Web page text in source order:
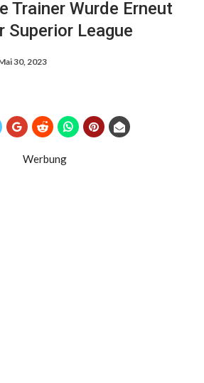
Trainer Wurde Erneut
Superior League
30, 2023
Werbung